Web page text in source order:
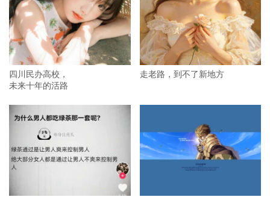
四川民办高校，
未来十年的活路
走老路，到不了新地方